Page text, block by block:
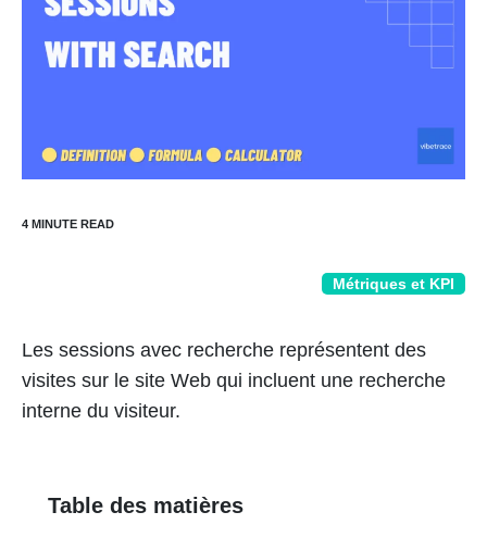
Métriques et KPI
Les sessions avec recherche représentent des
visites sur le site Web qui incluent une recherche
interne du visiteur.
Table des matières